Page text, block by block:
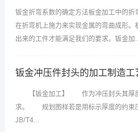
钣金折弯系数的确定方法板金加工中的
在折弯机上施力来实现金属的弯曲成形
出来的工件才能满足我们的要求。钣金加...
钣金冲压件封头的加工制造工
【钣金加工】 作为冲压封头其厚度
求。 规划图样若是用标示厚度的约束压
JB/T4...